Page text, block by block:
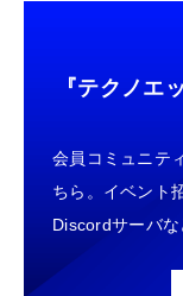
『テクノエ
会員コミュニテ
ちら。イベント
Discordサーバ